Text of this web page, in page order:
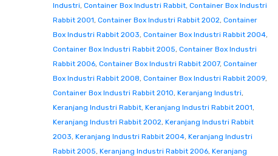
Industri, Container Box Industri Rabbit, Container Box Industri
Rabbit 2001, Container Box Industri Rabbit 2002, Container
Box Industri Rabbit 2003, Container Box Industri Rabbit 2004,
Container Box Industri Rabbit 2005, Container Box Industri
Rabbit 2006, Container Box Industri Rabbit 2007, Container
Box Industri Rabbit 2008, Container Box Industri Rabbit 2009,
Container Box Industri Rabbit 2010, Keranjang Industri,
Keranjang Industri Rabbit, Keranjang Industri Rabbit 2001,
Keranjang Industri Rabbit 2002, Keranjang Industri Rabbit
2003, Keranjang Industri Rabbit 2004, Keranjang Industri
Rabbit 2005, Keranjang Industri Rabbit 2006, Keranjang